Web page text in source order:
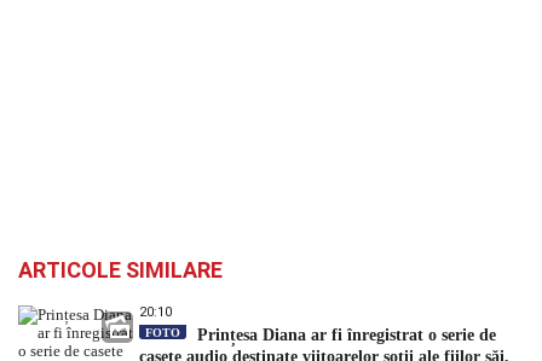
ARTICOLE SIMILARE
20:10
FOTO
Prințesa Diana ar fi înregistrat o serie de
casete audio destinate viitoarelor soții ale fiilor săi,